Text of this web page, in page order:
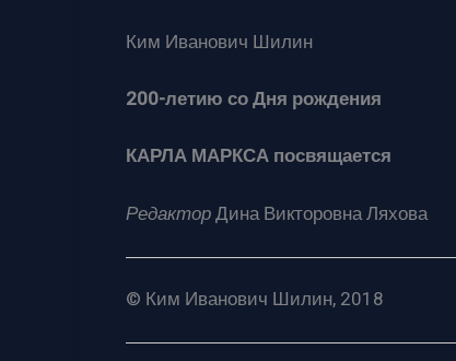
Ким Иванович Шилин
200-летию со Дня рождения
КАРЛА МАРКСА посвящается
РедакторДина Викторовна Ляхова
© Ким Иванович Шилин, 2018